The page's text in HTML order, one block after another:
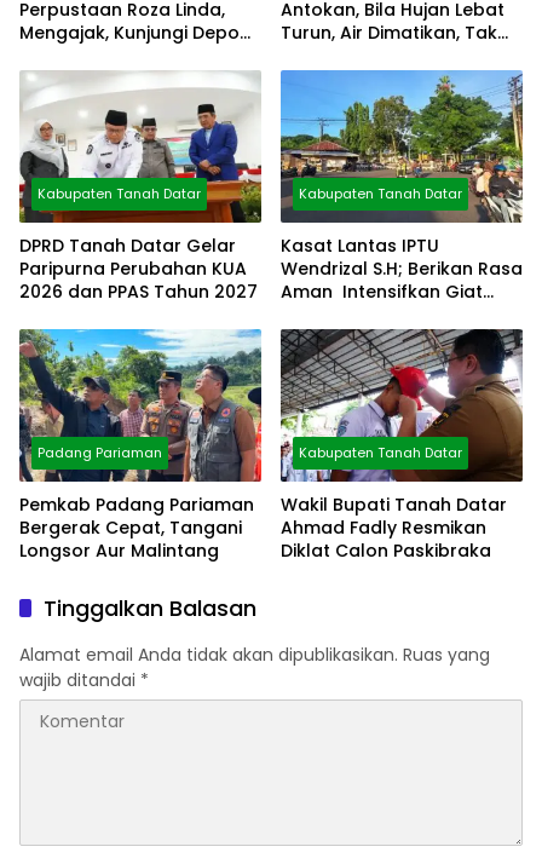
Perpustaan Roza Linda,
Mengajak, Kunjungi Depo
Antokan, Bila Hujan Lebat
Turun, Air Dimatikan, Tak
Kabupaten Tanah Datar
DPRD Tanah Datar Gelar
Paripurna Perubahan KUA
2026 dan PPAS Tahun 2027
Kabupaten Tanah Datar
Kasat Lantas IPTU
Wendrizal S.H; Berikan Rasa
Aman Intensifkan Giat
Padang Pariaman
Pemkab Padang Pariaman
Bergerak Cepat, Tangani
Longsor Aur Malintang
Kabupaten Tanah Datar
Wakil Bupati Tanah Datar
Ahmad Fadly Resmikan
Diklat Calon Paskibraka
Tinggalkan Balasan
Alamat email Anda tidak akan dipublikasikan. Ruas yang
wajib ditandai *